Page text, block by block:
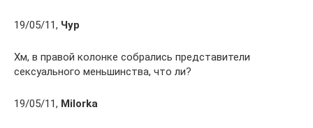
19/05/11, Чур
Хм, в правой колонке собрались представители
сексуального меньшинства, что ли?
19/05/11, Milorka